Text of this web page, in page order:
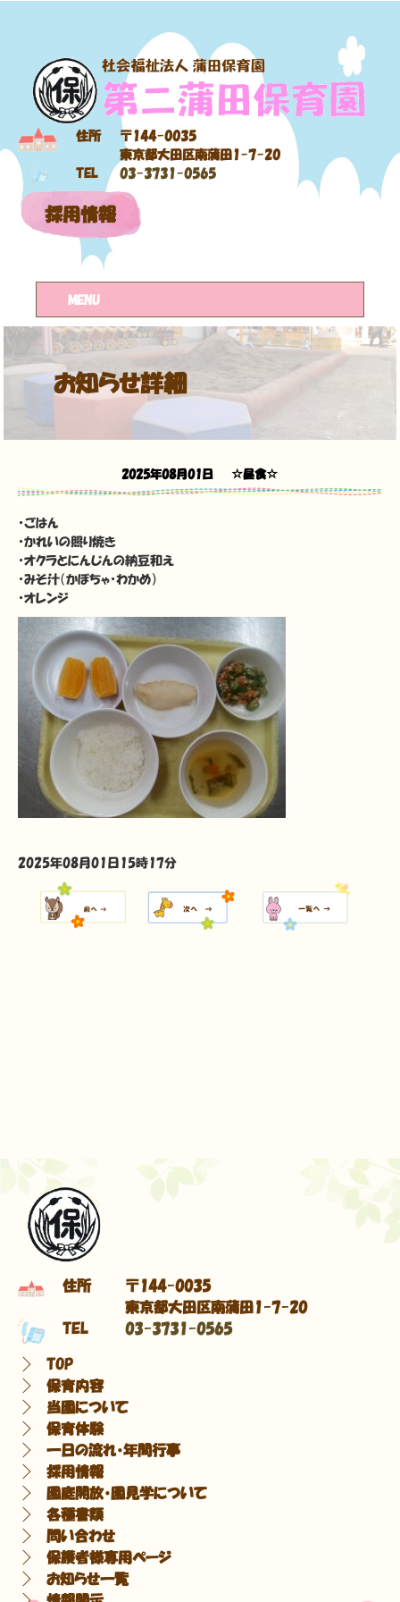
住所
〒144-0035
東京都大田区南蒲田1-7-20
TEL
03-3731-0565
採用情報
MENU
お知らせ詳細
2025年08月01日 ☆昼食☆
・ごはん
・かれいの照り焼き
・オクラとにんじんの納豆和え
・みそ汁（かぼちゃ・わかめ）
・オレンジ
2025年08月01日15時17分
住所
〒144-0035
東京都大田区南蒲田1-7-20
TEL
03-3731-0565
TOP
保育内容
当園について
保育体験
一日の流れ・年間行事
採用情報
園庭開放・園見学について
各種書類
問い合わせ
保護者様専用ページ
お知らせ一覧